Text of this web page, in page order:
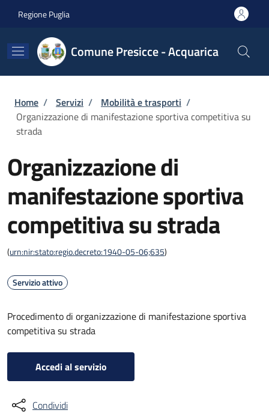
Regione Puglia
Comune Presicce - Acquarica
Briciole di pane
Home / Servizi / Mobilità e trasporti /
Organizzazione di manifestazione sportiva competitiva su
strada
Organizzazione di
manifestazione sportiva
competitiva su strada
(urn:nir:stato:regio.decreto:1940-05-06;635)
Servizio attivo
Procedimento di organizzazione di manifestazione sportiva
competitiva su strada
Accedi al servizio
Condividi